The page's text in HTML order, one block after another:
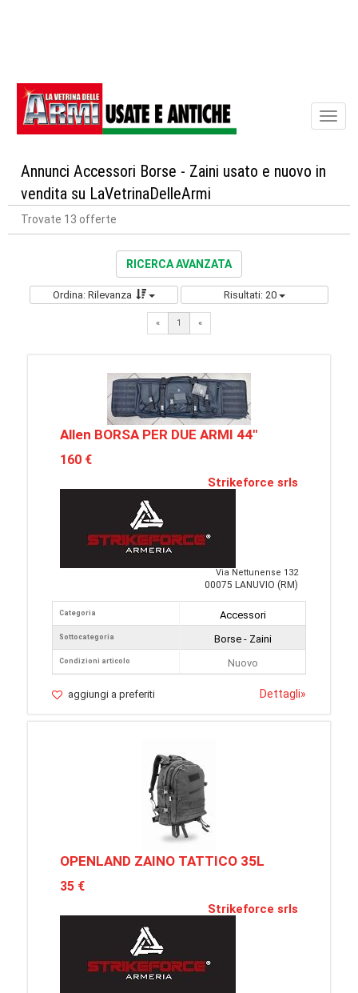
Annunci Accessori Borse - Zaini usato e nuovo in
vendita su LaVetrinaDelleArmi
Trovate 13 offerte
RICERCA AVANZATA
Ordina: Rilevanza Risultati: 20
« 1 «
Allen BORSA PER DUE ARMI 44"
160 €
Strikeforce srls
Via Nettunense 132
00075 LANUVIO (RM)
Categoria
Sottocategoria
Condizioni articolo
Accessori
Borse - Zaini
Nuovo
aggiungi a preferiti Dettagli»
OPENLAND ZAINO TATTICO 35L
35 €
Strikeforce srls